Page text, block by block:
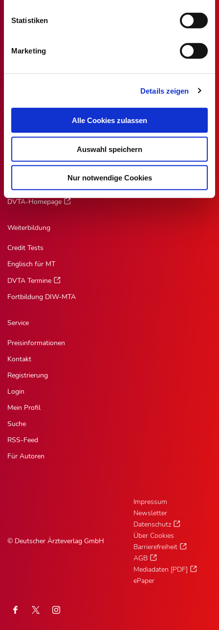
Statistiken
Marketing
Details zeigen
Alle Cookies zulassen
Auswahl speichern
Nur notwendige Cookies
Stellenmarkt
MTF/MTAF Stellenangebote
MTL/MTLA Stellenangebote
MTV/VMTA Stellenangebote
DVTA
Ansprechpartner
DVTA-Homepage
Weiterbildung
Credit Tests
Englisch für MT
DVTA Termine
Fortbildung DIW-MTA
Service
Preisinformationen
Kontakt
Registrierung
Login
Mein Profil
Suche
RSS-Feed
Für Autoren
© Deutscher Ärzteverlag GmbH
Impressum
Newsletter
Datenschutz
Über Cookies
Barrierefreiheit
AGB
Mediadaten [PDF]
ePaper